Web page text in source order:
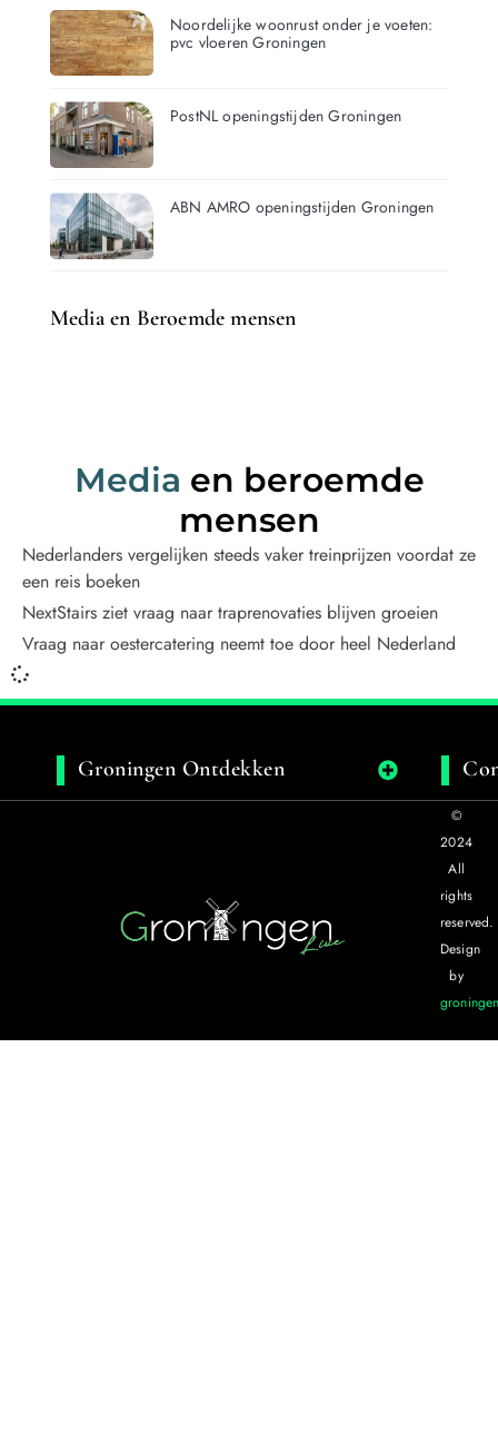
Noordelijke woonrust onder je voeten:
pvc vloeren Groningen
PostNL openingstijden Groningen
ABN AMRO openingstijden Groningen
Media en Beroemde mensen
Media en beroemde
mensen
Nederlanders vergelijken steeds vaker treinprijzen voordat ze
een reis boeken
NextStairs ziet vraag naar traprenovaties blijven groeien
Vraag naar oestercatering neemt toe door heel Nederland
Groningen Ontdekken
©
2024
All
rights
reserved.
Design
by